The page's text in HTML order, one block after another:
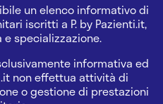
un elenco informativo di
iscritti a P. by Pazienti.it,
specializzazione.
informativa ed
non effettua attività di
o gestione di prestazioni